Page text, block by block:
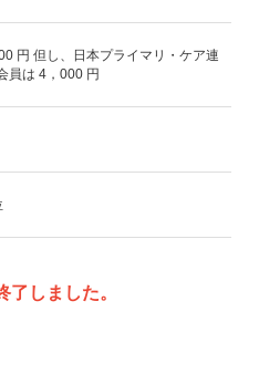
マリ・ケア提供者は、刻々と
行動していけばよいのでしょ
ュレーション体験をしながら
いても学んでいきます。本研
円 但し、日本プライマリ・ケア連
員は 4，000 円
了しました。